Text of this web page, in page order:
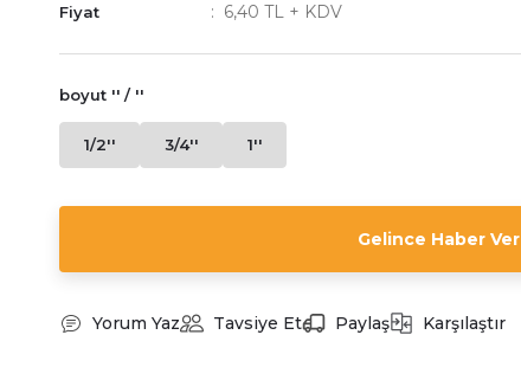
Fiyat 6,40 TL + KDV
boyut '' / ''
1/2'' 3/4'' 1''
Gelince Haber Ver
Yorum Yaz Tavsiye Et Paylaş Karşılaştır